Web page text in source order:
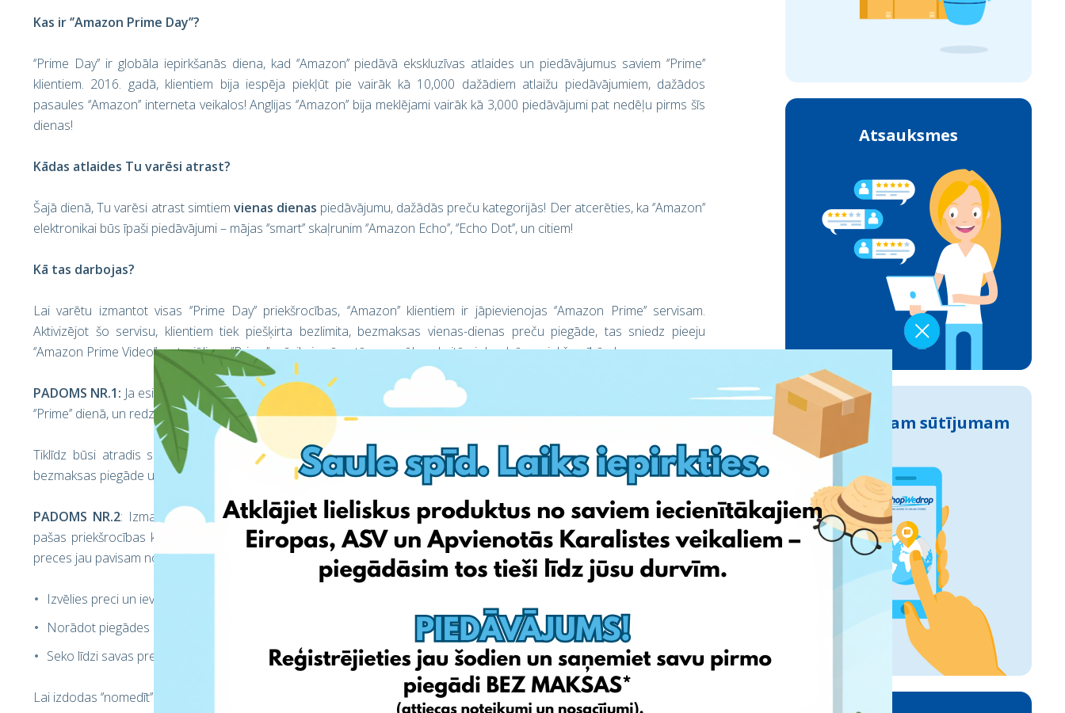
Kas ir ‘’Amazon Prime Day’’?
‘’Prime Day’’ ir globāla iepirkšanās diena, kad ‘’Amazon’’ piedāvā ekskluzīvas atlaides un piedāvājumus saviem ‘’Prime’’
klientiem. 2016. gadā, klientiem bija iespēja piekļūt pie vairāk kā 10,000 dažādiem atlaižu piedāvājumiem, dažādos
pasaules ‘’Amazon’’ interneta veikalos! Anglijas ‘’Amazon’’ bija meklējami vairāk kā 3,000 piedāvājumi pat nedēļu pirms šīs
dienas!
Kādas atlaides Tu varēsi atrast?
Šajā dienā, Tu varēsi atrast simtiem vienas dienas piedāvājumu, dažādās preču kategorijās! Der atcerēties, ka ‘’Amazon’’
elektronikai būs īpaši piedāvājumi – mājas ‘’smart’’ skaļrunim ‘’Amazon Echo’’, ‘’Echo Dot’’, un citiem!
Kā tas darbojas?
Lai varētu izmantot visas ‘’Prime Day’’ priekšrocības, ‘’Amazon’’ klientiem ir jāpievienojas ‘’Amazon Prime’’ servisam.
Aktivizējot šo servisu, klientiem tiek piešķirta bezlimita, bezmaksas vienas-dienas preču piegāde, tas sniedz pieeju
‘’Amazon Prime Video’’ materiāliem, ‘’Prime’’ mūzikai, grāmatām, un vēl neskaitāmi daudzām priekšrocībām!
PADOMS NR.1: Ja esi noskatījis sev vēlamu preci, ieliec to savā vēlamo preču sarakstā! Tā Tev būs vieglāk šo preci atrast
‘’Prime’’ dienā, un redzēt vai tai nav piemērota atlaide!
Tiklīdz būsi atradis sev vēlamo produktu par sev vēlamo cenu, nākamais solis būs piegāde! Vairumam produktu ir
bezmaksas piegāde uz UK, DE vai IT adresēm.
PADOMS NR.2: Izmantojot savas ‘’EshopWedrop’’ iepirkšanās adreses, Tev būs iespēja iepirkties un izmantot tādas
pašas priekšrocības kā vietējiem iedzīvotājiem. Tiklīdz būsi atradis sev vēlamo produktu, seko šiem3soļiem, un Tavas
preces jau pavisam nonāks Tevis izvēlētajā piegādes galamērķī:
Izvēlies preci un ievieto to iepirkumu grozā;
Norādot piegādes adresi, izmanto savu ‘’EshopWedrop’’ adresi;
Seko līdzi savas preces statusa izmaiņām savā ‘’EshopWedrop’’ kontā.
Lai izdodas ‘’nomedīt’’ lieliskus pirkumus!
Atsauksmes
Izseko savam sūtījumam